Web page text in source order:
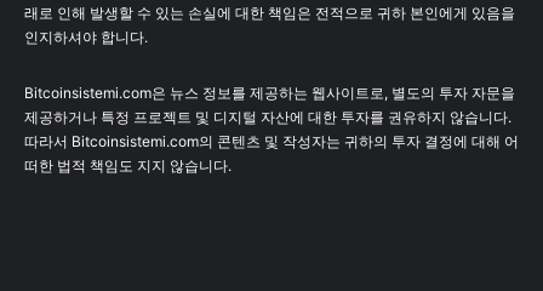
래로 인해 발생할 수 있는 손실에 대한 책임은 전적으로 귀하 본인에게 있음을
인지하셔야 합니다.
Bitcoinsistemi.com은 뉴스 정보를 제공하는 웹사이트로, 별도의 투자 자문을
제공하거나 특정 프로젝트 및 디지털 자산에 대한 투자를 권유하지 않습니다.
따라서 Bitcoinsistemi.com의 콘텐츠 및 작성자는 귀하의 투자 결정에 대해 어
떠한 법적 책임도 지지 않습니다.